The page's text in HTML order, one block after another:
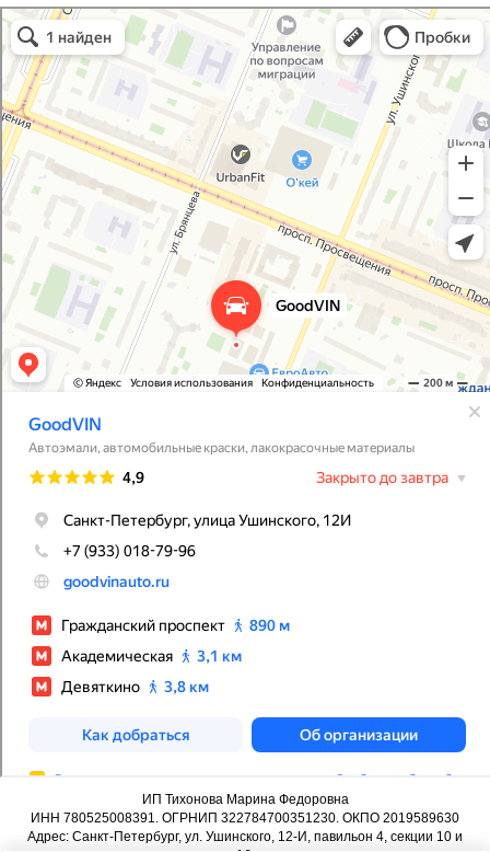
GoodVIN
Автоэмали, автомобильные краски в Санкт‑Петербурге
Лакокрасочные материалы в Санкт‑Петербурге
ИП Тихонова Марина Федоровна
ИНН 780525008391. ОГРНИП 322784700351230. ОКПО 2019589630
Адрес: Санкт-Петербург, ул. Ушинского, 12-И, павильон 4, секции 10 и